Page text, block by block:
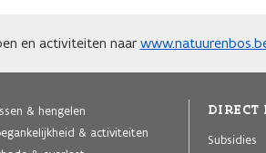
en activiteiten naar
& hengelen
& activiteiten
Subsidies